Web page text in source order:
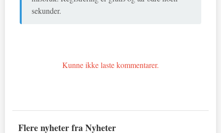
sekunder.
Kunne ikke laste kommentarer.
Flere nyheter fra Nyheter